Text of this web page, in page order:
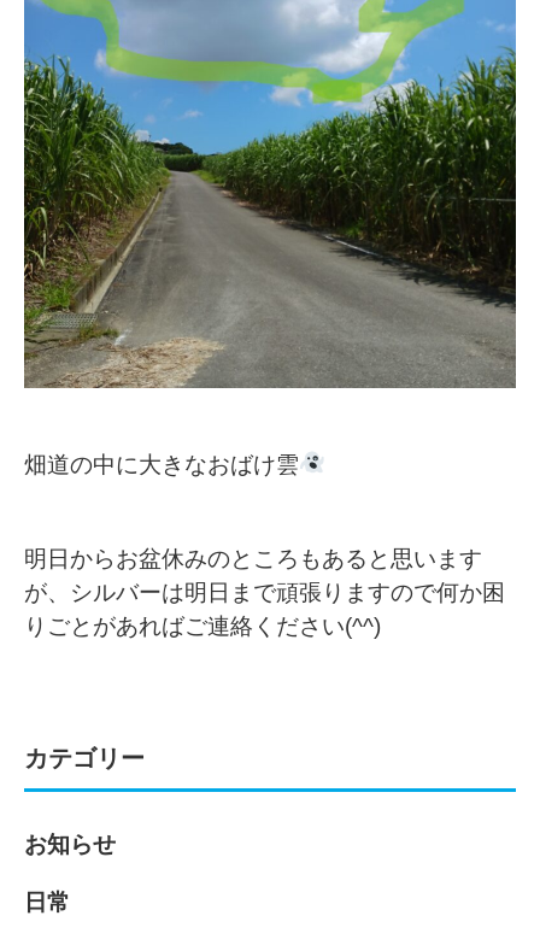
畑道の中に大きなおばけ雲
明日からお盆休みのところもあると思います
が、シルバーは明日まで頑張りますので何か困
りごとがあればご連絡ください(^^)
カテゴリー
お知らせ
日常